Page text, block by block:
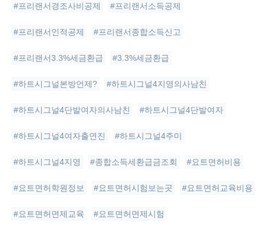
#프리랜서경조사비공제 #프리랜서소득공제
#프리랜서인적공제 #프리랜서종합소득신고
#프리랜서3.3%세금환급 #3.3%세금환급
#하트시그널본방언제? #하트시그널4지영의사남친
#하트시그널4단발여자의사남친 #하트시그널4단발여자
#하트시그널4여자출연진 #하트시그널4주미
#하트시그널4지영 #종합소득세환급금조회 #요트면허비용
#요트면허학원정보 #요트면허시험보는곳 #요트면허교육비용
#요트면허면제교육 #요트면허면제시험